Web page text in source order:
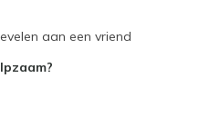
aan een vriend